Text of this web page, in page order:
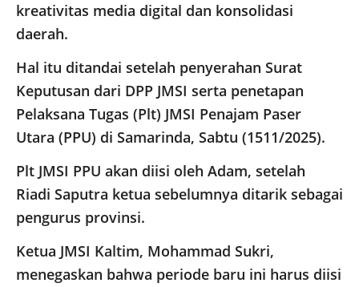
kreativitas media digital dan konsolidasi
daerah.
Hal itu ditandai setelah penyerahan Surat
Keputusan dari DPP JMSI serta penetapan
Pelaksana Tugas (Plt) JMSI Penajam Paser
Utara (PPU) di Samarinda, Sabtu (1511/2025).
Plt JMSI PPU akan diisi oleh Adam, setelah
Riadi Saputra ketua sebelumnya ditarik sebagai
pengurus provinsi.
Ketua JMSI Kaltim, Mohammad Sukri,
menegaskan bahwa periode baru ini harus diisi